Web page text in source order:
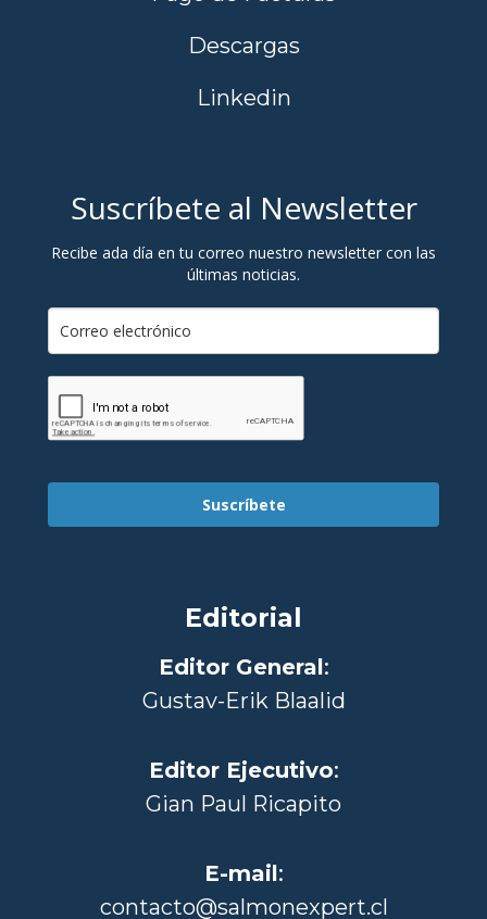
Descargas
Linkedin
Suscríbete al Newsletter
Recibe ada día en tu correo nuestro newsletter con las
últimas noticias.
Suscríbete
Editorial
Editor General:
Gustav-Erik Blaalid
Editor Ejecutivo:
Gian Paul Ricapito
E-mail:
contacto@salmonexpert.cl